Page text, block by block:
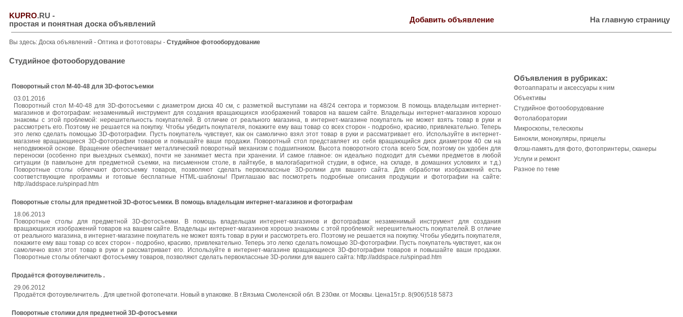
KUPRO.RU -
простая и понятная доска объявлений
Добавить объявление На главную страницу
Вы здесь: Доска объявлений - Оптика и фототовары - Студийное фотооборудование
Студийное фотооборудование
Поворотный стол M-40-48 для 3D-фотосъемки
03.01.2016
Поворотный стол M-40-48 для 3D-фотосъемки с диаметром диска 40 см, с разметкой выступами на 48/24 сектора и тормозом. В помощь владельцам интернет-
магазинов и фотографам: незаменимый инструмент для создания вращающихся изображений товаров на вашем сайте. Владельцы интернет-магазинов хорошо
знакомы с этой проблемой: нерешительность покупателей. В отличие от реального магазина, в интернет-магазине покупатель не может взять товар в руки и
рассмотреть его. Поэтому не решается на покупку. Чтобы убедить покупателя, покажите ему ваш товар со всех сторон - подробно, красиво, привлекательно. Теперь
это легко сделать помощью 3D-фотографии. Пусть покупатель чувствует, как он самолично взял этот товар в руки и рассматривает его. Используйте в интернет-
магазине вращающиеся 3D-фотографии товаров и повышайте ваши продажи. Поворотный стол представляет из себя вращающийся диск диаметром 40 см на
неподвижной основе. Вращение обеспечивает металлический поворотный механизм с подшипником. Высота поворотного стола всего 5см, поэтому он удобен для
переноски (особенно при выездных съемках), почти не занимает места при хранении. И самое главное: он идеально подходит для съемки предметов в любой
ситуации (в павильоне для предметной съемки, на письменном столе, в лайткубе, в малогабаритной студии, в офисе, на складе, в домашних условиях и т.д.)
Поворотные столы облегчают фотосъемку товаров, позволяют сделать первоклассные 3D-ролики для вашего сайта. Для обработки изображений есть
соответствующие программы и готовые бесплатные HTML-шаблоны! Приглашаю вас посмотреть подробные описания продукции и фотографии на сайте:
http://addspace.ru/spinpad.htm
Поворотные столы для предметной 3D-фотосъемки. В помощь владельцам интернет-магазинов и фотографам
18.06.2013
Поворотные столы для предметной 3D-фотосъемки. В помощь владельцам интернет-магазинов и фотографам: незаменимый инструмент для создания
вращающихся изображений товаров на вашем сайте. Владельцы интернет-магазинов хорошо знакомы с этой проблемой: нерешительность покупателей. В отличие
от реального магазина, в интернет-магазине покупатель не может взять товар в руки и рассмотреть его. Поэтому не решается на покупку. Чтобы убедить покупателя,
покажите ему ваш товар со всех сторон - подробно, красиво, привлекательно. Теперь это легко сделать помощью 3D-фотографии. Пусть покупатель чувствует, как он
самолично взял этот товар в руки и рассматривает его. Используйте в интернет-магазине вращающиеся 3D-фотографии товаров и повышайте ваши продажи.
Поворотные столы облегчают фотосъемку товаров, позволяют сделать первоклассные 3D-ролики для вашего сайта: http://addspace.ru/spinpad.htm
Продаётся фотоувеличитель .
29.06.2012
Продаётся фотоувеличитель . Для цветной фотопечати. Новый в упаковке. В г.Вязьма Смоленской обл. В 230км. от Москвы. Цена15т.р. 8(906)518 5873
Поворотные столики для предметной 3D-фотосъемки
Объявления в рубриках:
Фотоаппараты и аксессуары к ним
Объективы
Студийное фотооборудование
Фотолаборатории
Микроскопы, телескопы
Бинокли, монокуляры, прицелы
Флэш-память для фото, фотопринтеры, сканеры
Услуги и ремонт
Разное по теме